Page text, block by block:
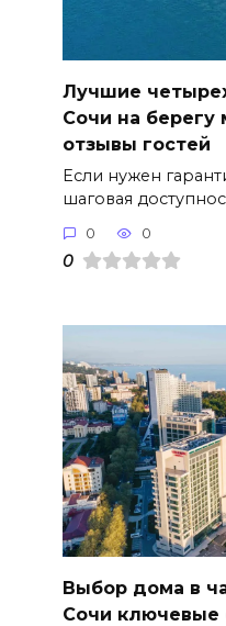
Лучшие
Сочи на берегу
отзывы гостей
Если нужен
шаговая
0 0
0
Выбор дома в
Сочи ключевые